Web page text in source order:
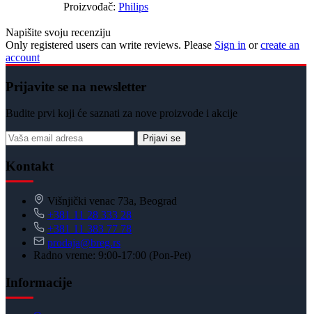
Proizvođač: Philips
Napišite svoju recenziju
Only registered users can write reviews. Please Sign in orcreate an
account
Prijavite se na newsletter
Budite prvi koji će saznati za nove proizvode i akcije
Prijavi se
Kontakt
Višnjički venac 73a, Beograd
+381 11 28 333 28
+381 11 383 77 78
prodaja@breg.rs
Radno vreme: 9:00-17:00 (Pon-Pet)
Informacije